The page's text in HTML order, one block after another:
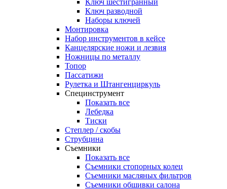
Ключ шестигранный
Ключ разводной
Наборы ключей
Монтировка
Набор инструментов в кейсе
Канцелярские ножи и лезвия
Ножницы по металлу
Топор
Пассатижи
Рулетка и Штангенциркуль
Специнструмент
Показать все
Лебедка
Тиски
Степлер / скобы
Струбцина
Съемники
Показать все
Съемники стопорных колец
Съемники масляных фильтров
Съемники обшивки салона